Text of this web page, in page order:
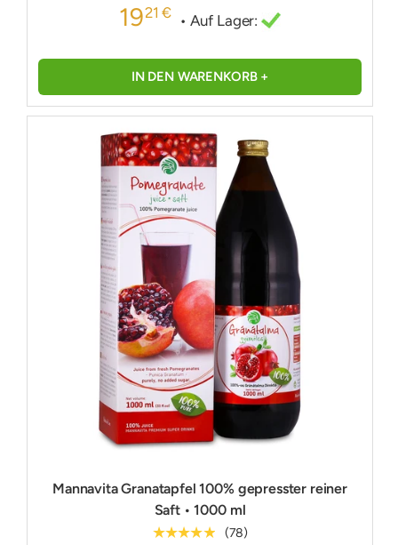
1921 € • Auf Lager:
IN DEN WARENKORB +
Mannavita Granatapfel 100% gepresster reiner
Saft • 1000 ml
★★★★★ (78)